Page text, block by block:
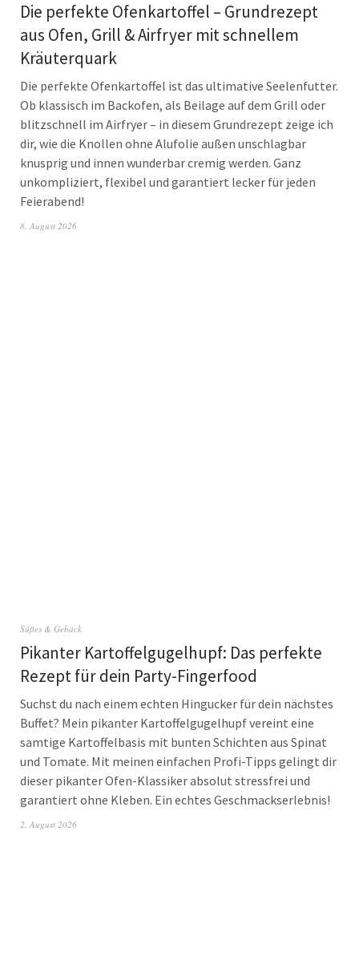
Die perfekte Ofenkartoffel – Grundrezept
aus Ofen, Grill & Airfryer mit schnellem
Kräuterquark
Die perfekte Ofenkartoffel ist das ultimative Seelenfutter.
Ob klassisch im Backofen, als Beilage auf dem Grill oder
blitzschnell im Airfryer – in diesem Grundrezept zeige ich
dir, wie die Knollen ohne Alufolie außen unschlagbar
knusprig und innen wunderbar cremig werden. Ganz
unkompliziert, flexibel und garantiert lecker für jeden
Feierabend!
8. August 2026
Süßes & Gebäck
Pikanter Kartoffelgugelhupf: Das perfekte
Rezept für dein Party-Fingerfood
Suchst du nach einem echten Hingucker für dein nächstes
Buffet? Mein pikanter Kartoffelgugelhupf vereint eine
samtige Kartoffelbasis mit bunten Schichten aus Spinat
und Tomate. Mit meinen einfachen Profi-Tipps gelingt dir
dieser pikanter Ofen-Klassiker absolut stressfrei und
garantiert ohne Kleben. Ein echtes Geschmackserlebnis!
2. August 2026